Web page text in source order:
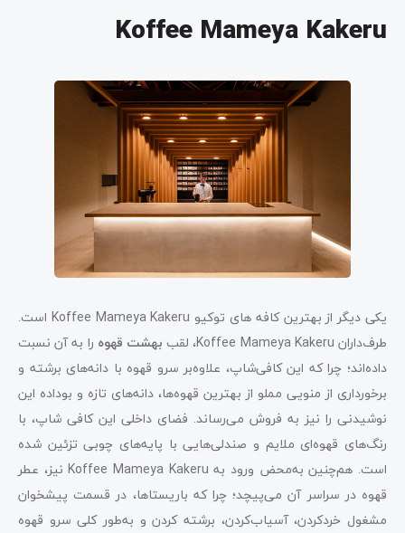
Koffee Mameya Kakeru
یکی دیگر از بهترین کافه‌ های توکیو Koffee Mameya Kakeru است.
طرف‌داران Koffee Mameya Kakeru، لقب
بهشت قهوه را به آن نسبت
داده‌اند؛ چرا که این کافی‌شاپ، علاوه‌بر سرو قهوه با دانه‌های برشته و
برخورداری از منویی مملو از بهترین قهوه‌‌ها، دانه‌های تازه و بوداده این
نوشیدنی را نیز به فروش می‌رساند. فضای داخلی این کافی ‌شاپ، با
رنگ‌های قهوه‌ای ملایم و صندلی‌هایی با پایه‌های چوبی تزئین شده
است. هم‌چنین به‌محض ورود به Koffee Mameya Kakeru نیز، عطر
قهوه در سراسر آن می‌پیچد؛ چرا که باریستاها، در قسمت پیشخوان
مشغول خردکردن، آسیاب‌کردن، برشته کردن و به‌طور کلی سرو قهوه